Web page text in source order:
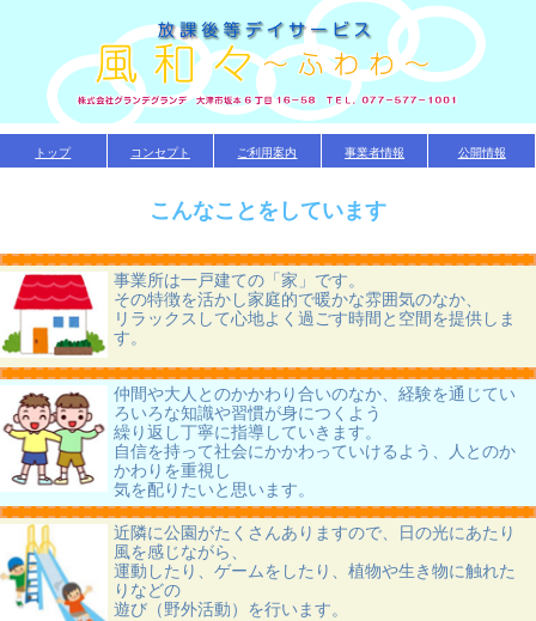
トップ コンセプト ご利用案内 事業者情報 公開情報
こんなことをしています
事業所は一戸建ての「家」です。
その特徴を活かし家庭的で暖かな雰囲気のなか、
リラックスして心地よく過ごす時間と空間を提供しま
す。
仲間や大人とのかかわり合いのなか、経験を通じてい
ろいろな知識や習慣が身につくよう
繰り返し丁寧に指導していきます。
自信を持って社会にかかわっていけるよう、人とのか
かわりを重視し
気を配りたいと思います。
近隣に公園がたくさんありますので、日の光にあたり
風を感じながら、
運動したり、ゲームをしたり、植物や生き物に触れた
りなどの
遊び（野外活動）を行います。